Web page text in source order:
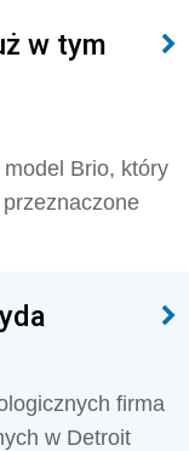
w tym
Brio, który
firma
w Detroit